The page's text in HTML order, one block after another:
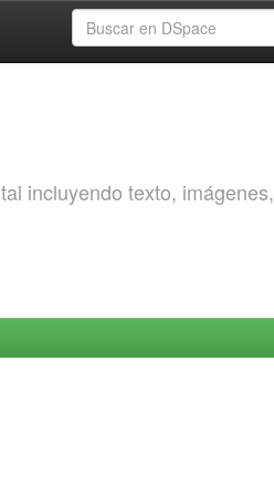
incluyendo texto, imágenes,